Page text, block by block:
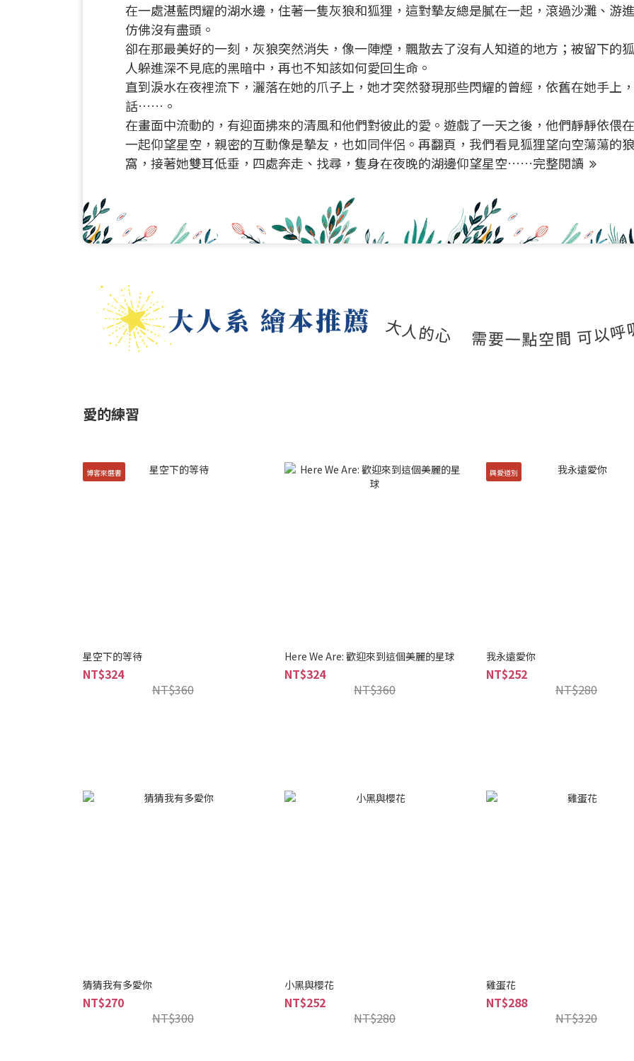
在一處湛藍閃耀的湖水邊，住著一隻灰狼和狐狸，這對摯友總是膩在一起，滾過沙灘、游
仿佛沒有盡頭。
卻在那最美好的一刻，灰狼突然消失，像一陣煙，飄散去了沒有人知道的地方；被留下的
人躲進深不見底的黑暗中，再也不知該如何愛回生命。
直到淚水在夜裡流下，灑落在她的爪子上，她才突然發現那些閃耀的曾經，依舊在她手上
話……。
在畫面中流動的，有迎面拂來的清風和他們對彼此的愛。遊戲了一天之後，他們靜靜依偎在
一起仰望星空，親密的互動像是摯友，也如同伴侶。再翻頁，我們看見狐狸望向空蕩蕩的狼
窩，接著她雙耳低垂，四處奔走、找尋，隻身在夜晚的湖邊仰望星空……完整閱讀
愛的練習
博客來選書
星空下的等待
NT$324
NT$360
Here We Are: 歡迎來到這個美麗的星球
NT$324
NT$360
與愛道別
我永遠愛你
NT$252
NT$280
猜猜我有多愛你
NT$270
NT$300
小黑與櫻花
NT$252
NT$280
雞蛋花
NT$288
NT$320